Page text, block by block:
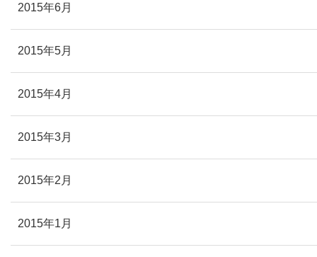
2015年6月
2015年5月
2015年4月
2015年3月
2015年2月
2015年1月